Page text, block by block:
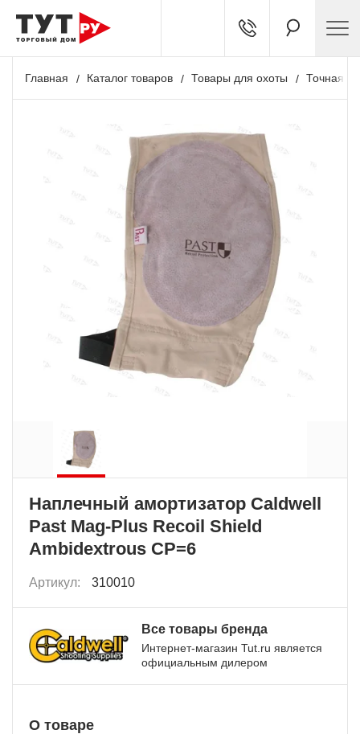
Главная Каталог товаров Товары для охоты Точная
Наплечный амортизатор Caldwell
Past Mag-Plus Recoil Shield
Ambidextrous CP=6
Артикул: 310010
Все товары бренда
Интернет-магазин Tut.ru является
официальным дилером
О товаре